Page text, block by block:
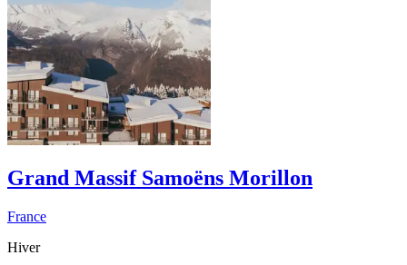
Grand Massif Samoëns Morillon
France
Hiver